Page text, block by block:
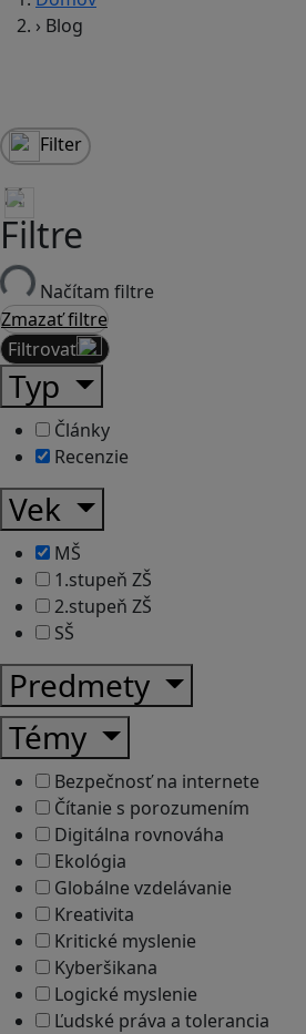
› Blog
Filter
Filtre
Načítam filtre
Zmazať filtre
Filtrovať
Typ
Články
Recenzie
Vek
MŠ
1.stupeň ZŠ
2.stupeň ZŠ
SŠ
Predmety
Témy
Bezpečnosť na internete
Čítanie s porozumením
Digitálna rovnováha
Ekológia
Globálne vzdelávanie
Kreativita
Kritické myslenie
Kyberšikana
Logické myslenie
Ľudské práva a tolerancia